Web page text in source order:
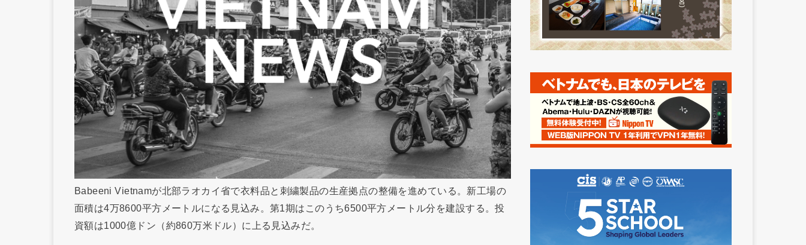
Babeeni Vietnamが北部ラオカイ省で衣料品と刺繍製品の生産拠点の整備を進めている。新工場の
面積は4万8600平方メートルになる見込み。第1期はこのうち6500平方メートル分を建設する。投
資額は1000億ドン（約860万米ドル）に上る見込みだ。